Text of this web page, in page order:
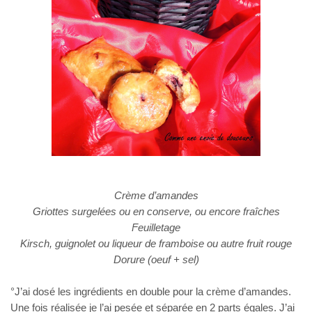
Crème d’amandes
Griottes surgelées ou en conserve, ou encore fraîches
Feuilletage
Kirsch, guignolet ou liqueur de framboise ou autre fruit rouge
Dorure (oeuf + sel)
°J’ai dosé les ingrédients en double pour la crème d’amandes.
Une fois réalisée je l’ai pesée et séparée en 2 parts égales. J’ai